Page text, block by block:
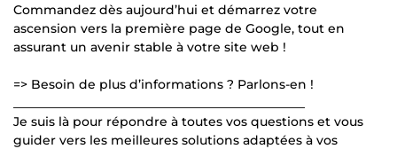
Commandez dès aujourd’hui et démarrez votre
ascension vers la première page de Google, tout en
assurant un avenir stable à votre site web !
=> Besoin de plus d’informations ? Parlons-en !
Je suis là pour répondre à toutes vos questions et vous
guider vers les meilleures solutions adaptées à vos